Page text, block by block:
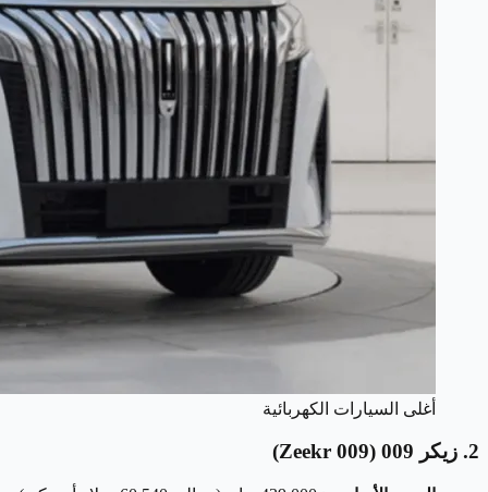
أغلى السيارات الكهربائية
2. زيكر 009 (Zeekr 009)